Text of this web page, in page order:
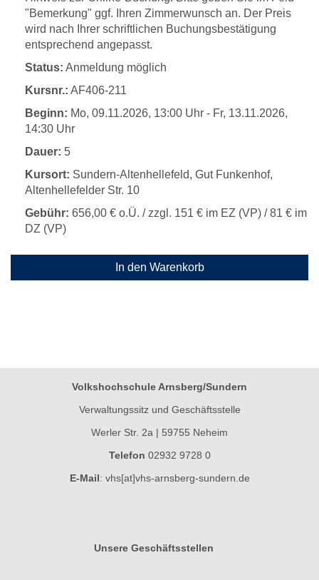
"Bemerkung" ggf. Ihren Zimmerwunsch an. Der Preis
wird nach Ihrer schriftlichen Buchungsbestätigung
entsprechend angepasst.
Status: Anmeldung möglich
Kursnr.: AF406-211
Beginn: Mo, 09.11.2026, 13:00 Uhr - Fr, 13.11.2026,
14:30 Uhr
Dauer: 5
Kursort: Sundern-Altenhellefeld, Gut Funkenhof,
Altenhellefelder Str. 10
Gebühr: 656,00 € o.Ü. / zzgl. 151 € im EZ (VP) / 81 € im
DZ (VP)
In den Warenkorb
Volkshochschule Arnsberg/Sundern
Verwaltungssitz und Geschäftsstelle
Werler Str. 2a | 59755 Neheim
Telefon 02932 9728 0
E-Mail : vhs[at]vhs-arnsberg-sundern.de
Unsere Geschäftsstellen